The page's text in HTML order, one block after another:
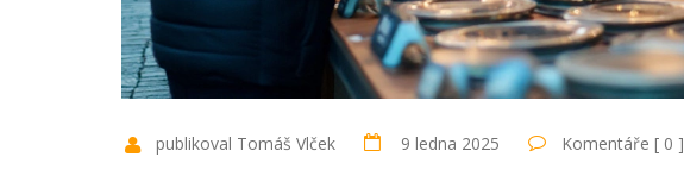
publikoval Tomáš Vlček 9 ledna 2025 Komentáře [ 0 ]